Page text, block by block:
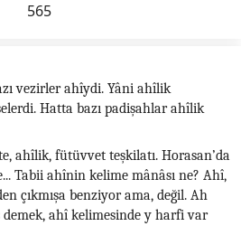
565
vezirler ahîydi. Yâni ahîlik
Hatta bazı padişahlar ahîlik
ahîlik, fütüvvet teşkilatı. Horasan’da
Tabii ahînin kelime mânâsı ne? Ahî,
çıkmışa benziyor ama, değil. Ah
demek, ahî kelimesinde y harfi var